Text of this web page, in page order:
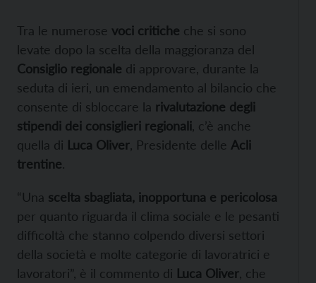
Tra le numerose voci critiche che si sono
levate dopo la scelta della maggioranza del
Consiglio regionale di approvare, durante la
seduta di ieri, un emendamento al bilancio che
consente di sbloccare la rivalutazione degli
stipendi dei consiglieri regionali , c’è anche
quella di Luca Oliver , Presidente delle Acli
trentine.
“Una scelta sbagliata, inopportuna e pericolosa
per quanto riguarda il clima sociale e le pesanti
difficoltà che stanno colpendo diversi settori
della società e molte categorie di lavoratrici e
lavoratori”, è il commento di Luca Oliver , che